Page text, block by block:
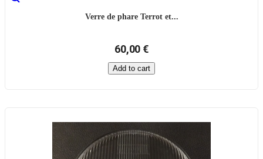
Verre de phare Terrot et...
60,00 €
Add to cart